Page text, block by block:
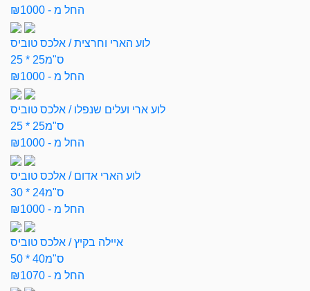
החל מ - ₪1000
לוע הארי וחרצית / אלכס טוביס
25 * 25ס"מ
החל מ - ₪1000
לוע ארי ועלים שנפלו / אלכס טוביס
25 * 25ס"מ
החל מ - ₪1000
לוע הארי אדום / אלכס טוביס
30 * 24ס"מ
החל מ - ₪1000
איילה בקיץ / אלכס טוביס
50 * 40ס"מ
החל מ - ₪1070